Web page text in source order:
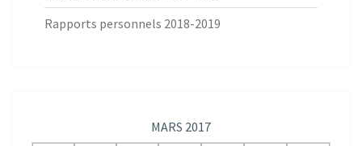
Rapports personnels 2018-2019
MARS 2017